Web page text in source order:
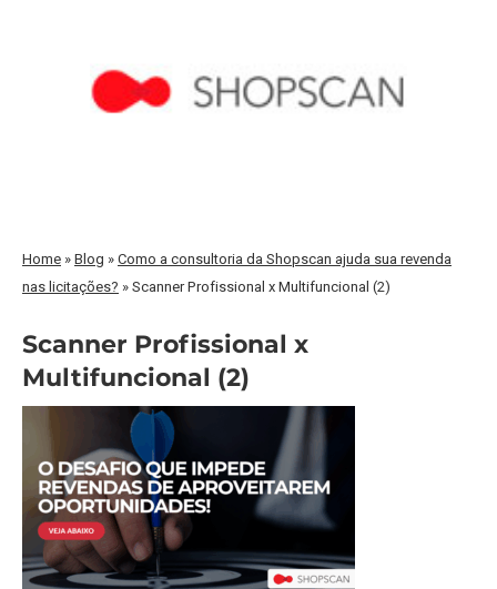
Home »Blog »Como a consultoria da Shopscan ajuda sua revenda
nas licitações? »Scanner Profissional x Multifuncional (2)
Scanner Profissional x
Multifuncional (2)